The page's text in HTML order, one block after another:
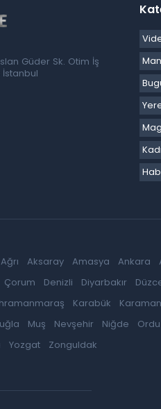
Güder Sk. Otim İş
İstanbul
Ağrı Aksaray Amasya Ankara
Çorum Denizli Diyarbakır
Karabük Karaman
Muş Nevşehir Niğde Ordu
Yozgat Zonguldak